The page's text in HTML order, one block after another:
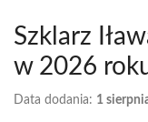
Szklarz
w 2026
Data dodania: 1